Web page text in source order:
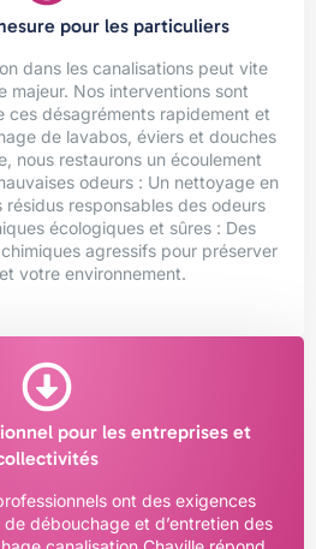
pour les particuliers
dans les canalisations peut vite
majeur. Nos interventions sont
ces désagréments rapidement et
de lavabos, éviers et douches
nous restaurons un écoulement
odeurs : Un nettoyage en
résidus responsables des odeurs
écologiques et sûres : Des
agressifs pour préserver
votre environnement.
pour les entreprises et
ont des exigences
débouchage et d’entretien des